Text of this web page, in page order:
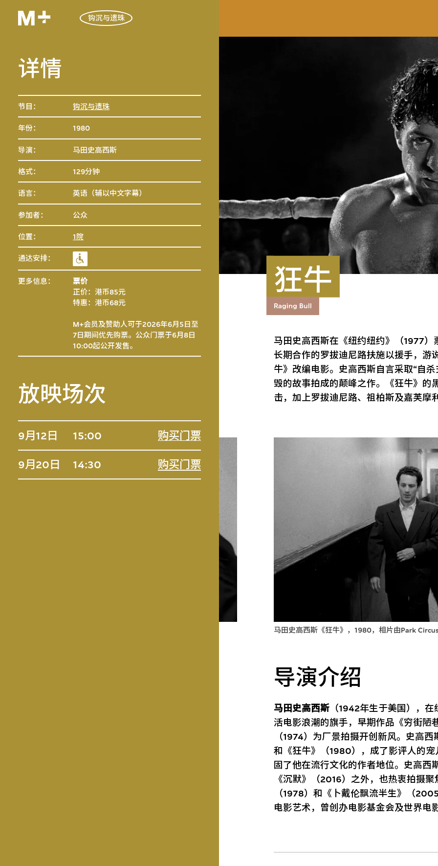
钩沉与遗珠
详情
节目： 钩沉与遗珠
年份： 1980
导演： 马田史高西斯
格式： 129分钟
语言： 英语（辅以中文字幕）
参加者： 公众
位置： 1院
通达安排：
更多信息： 票价
正价：港币85元
特惠：港币68元
M+会员及赞助人可于2026年6月5日至
7日期间优先购票。公众门票于6月8日
10:00起公开发售。
放映场次
9月12日 15:00 购买门票
9月20日 14:30 购买门票
狂牛
Raging Bull
马田史高西斯在《纽约纽约》（1977
长期合作的罗拔迪尼路扶施以援手，游
牛》改编电影。史高西斯自言采取“自
毁的故事拍成的颠峰之作。《狂牛》的
击，加上罗拔迪尼路、祖柏斯及嘉芙摩
马田史高西斯《狂牛》，1980，相片由Park
导演介绍
马田史高西斯 （1942年生于美国），
活电影浪潮的旗手，早期作品《穷街陋
（1974）为厂景拍摄开创新风。史高
和《狂牛》（1980），成了影评人的
固了他在流行文化的作者地位。史高
《沉默》（2016）之外，也热衷拍摄
（1978）和《卜戴伦飘流半生》（
电影艺术，曾创办电影基金会及世界电